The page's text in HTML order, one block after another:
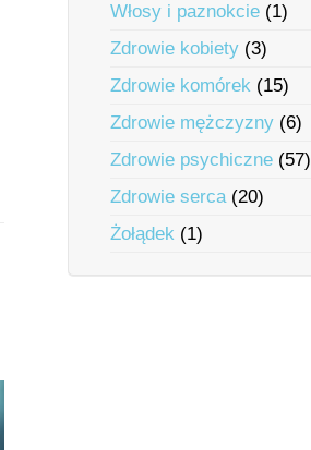
Włosy i paznokcie (1)
Zdrowie kobiety (3)
Zdrowie komórek (15)
Zdrowie mężczyzny (6)
Zdrowie psychiczne (57)
Zdrowie serca(20)
Żołądek (1)